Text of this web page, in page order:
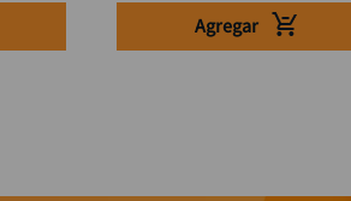
Agregar